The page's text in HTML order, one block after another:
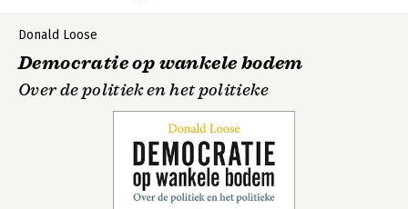
Donald Loose
Democratie op wankele bodem
Over de politiek en het politieke